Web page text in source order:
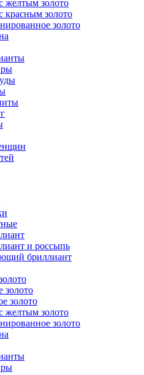
желтым золото
красным золото
золото
и россыпь
бриллиант
золото
золото
желтым золото
золото